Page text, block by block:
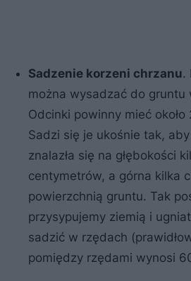
Sadzenie korzeni chrzanu.
można wysadzać do gruntu
Odcinki powinny mieć około
Sadzi się je ukośnie tak,
znalazła się na głębokości
centymetrów, a górna kilka
powierzchnią gruntu. Tak
przysypujemy ziemią i
sadzić w rzędach
pomiędzy rzędami wynosi